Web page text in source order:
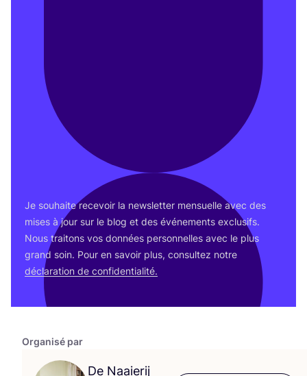
Organisé par
De Naaierij
Adresse e-mail
Je sou­haite rece­voir la news­let­ter men­suelle avec des
mises à jour sur le blog et des évé­ne­ments exclu­sifs.
Nous trai­tons vos don­nées per­son­nelles avec le plus
grand soin. Pour en savoir plus, consul­tez notre
décla­ra­tion de confidentialité.